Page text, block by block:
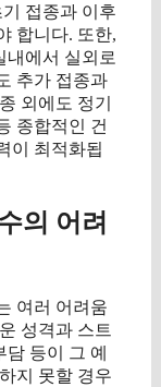
접종과 이후
합니다. 또한,
내에서 실외로
추가 접종과
외에도 정기
종합적인 건
이 최적화됩
의 어려
여러 어려움
성격과 스트
등이 그 예
지 못할 경우